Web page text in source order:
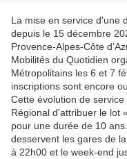
La mise en service d'une
depuis le 15 décembre
Provence-Alpes-Côte
Mobilités du Quotidien
Métropolitains les 6 et 7
inscriptions sont encore
Cette évolution de
Régional d'attribuer le lot
pour une durée de 10
desservent les gares de
à 22h00 et le week-end